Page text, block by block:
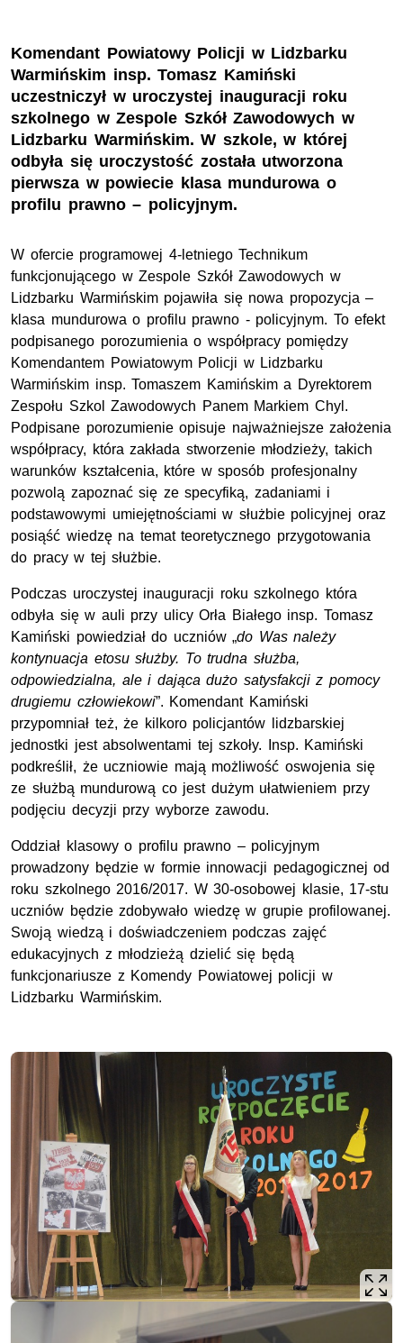
Komendant Powiatowy Policji w Lidzbarku
Warmińskim insp. Tomasz Kamiński
uczestniczył w uroczystej inauguracji roku
szkolnego w Zespole Szkół Zawodowych w
Lidzbarku Warmińskim. W szkole, w której
odbyła się uroczystość została utworzona
pierwsza w powiecie klasa mundurowa o
profilu prawno – policyjnym.
W ofercie programowej 4-letniego Technikum
funkcjonującego w Zespole Szkół Zawodowych w
Lidzbarku Warmińskim pojawiła się nowa propozycja –
klasa mundurowa o profilu prawno - policyjnym. To efekt
podpisanego porozumienia o współpracy pomiędzy
Komendantem Powiatowym Policji w Lidzbarku
Warmińskim insp. Tomaszem Kamińskim a Dyrektorem
Zespołu Szkol Zawodowych Panem Markiem Chyl.
Podpisane porozumienie opisuje najważniejsze założenia
współpracy, która zakłada stworzenie młodzieży, takich
warunków kształcenia, które w sposób profesjonalny
pozwolą zapoznać się ze specyfiką, zadaniami i
podstawowymi umiejętnościami w służbie policyjnej oraz
posiąść wiedzę na temat teoretycznego przygotowania
do pracy w tej służbie.
Podczas uroczystej inauguracji roku szkolnego która
odbyła się w auli przy ulicy Orła Białego insp. Tomasz
Kamiński powiedział do uczniów „do Was należy
kontynuacja etosu służby. To trudna służba,
odpowiedzialna, ale i dająca dużo satysfakcji z pomocy
drugiemu człowiekowi”. Komendant Kamiński
przypomniał też, że kilkoro policjantów lidzbarskiej
jednostki jest absolwentami tej szkoły. Insp. Kamiński
podkreślił, że uczniowie mają możliwość oswojenia się
ze służbą mundurową co jest dużym ułatwieniem przy
podjęciu decyzji przy wyborze zawodu.
Oddział klasowy o profilu prawno – policyjnym
prowadzony będzie w formie innowacji pedagogicznej od
roku szkolnego 2016/2017. W 30-osobowej klasie, 17-stu
uczniów będzie zdobywało wiedzę w grupie profilowanej.
Swoją wiedzą i doświadczeniem podczas zajęć
edukacyjnych z młodzieżą dzielić się będą
funkcjonariusze z Komendy Powiatowej policji w
Lidzbarku Warmińskim.